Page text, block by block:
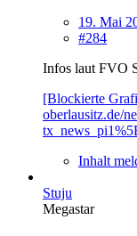
19. Mai
#284
Infos laut FVO
[Blockierte
oberlausitz.de/
Inhalt
Stuju
Megastar